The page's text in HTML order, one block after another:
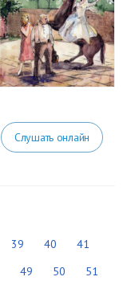
Слушать онлайн
39 40
41
49 50
51